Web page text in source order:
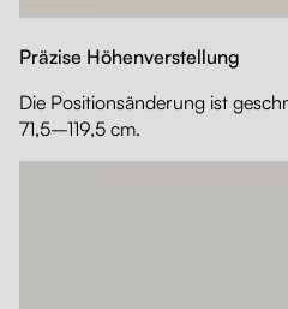
Präzise Höhenverstellung
Die Positionsänderung ist
71,5–119,5 cm.